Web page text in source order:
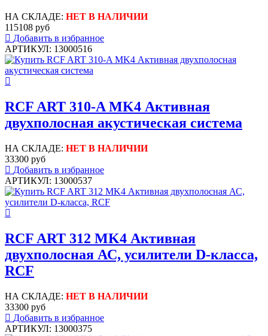
НА СКЛАДЕ: НЕТ В НАЛИЧИИ
115108 руб
Добавить в избранное
АРТИКУЛ: 13000516
RCF ART 310-A MK4 Активная
двухполосная акустическая система
НА СКЛАДЕ: НЕТ В НАЛИЧИИ
33300 руб
Добавить в избранное
АРТИКУЛ: 13000537
RCF ART 312 MK4 Активная
двухполосная АС, усилители D-класса,
RCF
НА СКЛАДЕ: НЕТ В НАЛИЧИИ
33300 руб
Добавить в избранное
АРТИКУЛ: 13000375